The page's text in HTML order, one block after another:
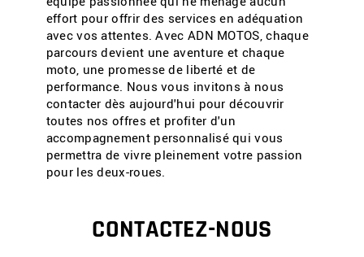
effort pour offrir des services en adéquation
avec vos attentes. Avec ADN MOTOS, chaque
parcours devient une aventure et chaque
moto, une promesse de liberté et de
performance. Nous vous invitons à nous
contacter dès aujourd'hui pour découvrir
toutes nos offres et profiter d'un
accompagnement personnalisé qui vous
permettra de vivre pleinement votre passion
pour les deux-roues.
CONTACTEZ-NOUS